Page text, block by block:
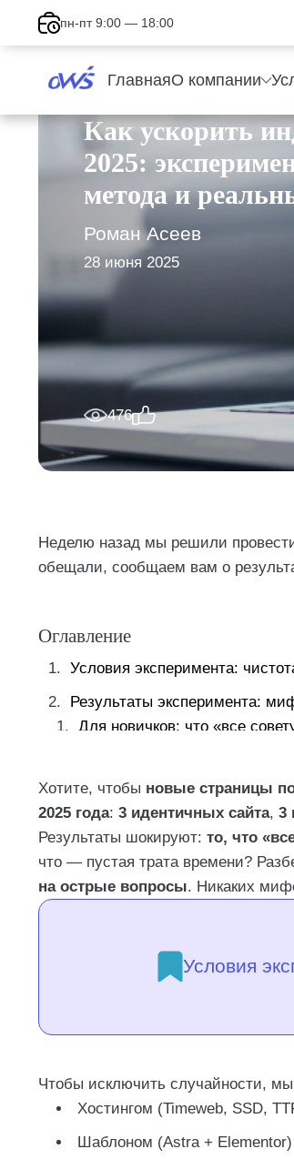
пн-пт 9:00 — 18:00
ГлавнаяО компании
Как ускорить
2025:
метода и
Роман Асеев
28 июня 2025
476
Неделю назад мы решили
обещали, сообщаем вам о
Оглавление
Условия эксперимента:
Результаты эксперимента:
Для новичков: что «все
Что реально ускоряет
FAQ: отвечаем на самые
А если добавить в «URL для
А Telegram-боты для пинга
А Google индексирует
Хотите, чтобы новые страницы
2025 года: 3 идентичных сайта, 3
Результаты шокируют: то, что
что — пустая трата времени?
на острые вопросы. Никаких
Условия
Чтобы исключить случайности, мы
Хостингом (Timeweb, SSD,
Шаблоном (Astra + Elementor)